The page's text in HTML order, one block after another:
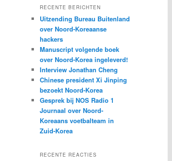
k
n
RECENTE BERICHTEN
Uitzending Bureau Buitenland
over Noord-Koreaanse
hackers
Manuscript volgende boek
over Noord-Korea ingeleverd!
Interview Jonathan Cheng
Chinese president Xi Jinping
bezoekt Noord-Korea
Gesprek bij NOS Radio 1
Journaal over Noord-
Koreaans voetbalteam in
Zuid-Korea
RECENTE REACTIES